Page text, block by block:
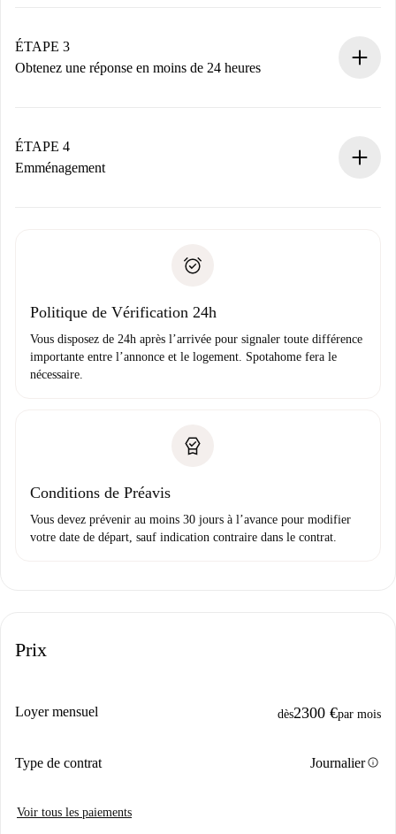
Nous ne vous facturerons rien tant que le propriétaire
n’aura pas accepté.
ÉTAPE 3
Obtenez une réponse en moins de 24 heures
contact avec le propriétaire.
Si refusé : aucun prélèvement et nous vous proposerons
Justificatif de solvabilité
ÉTAPE 4
Emménagement
uniquement si aucun problème n'est signalé.
Politique de Vérification 24h
Vous disposez de 24h après l’arrivée pour signaler toute différence
importante entre l’annonce et le logement. Spotahome fera le
nécessaire.
Conditions de Préavis
Vous devez prévenir au moins 30 jours à l’avance pour modifier
votre date de départ, sauf indication contraire dans le contrat.
Prix
Loyer mensuel dès2300 €par mois
Type de contrat Journalierinfo
Voir tous les paiements